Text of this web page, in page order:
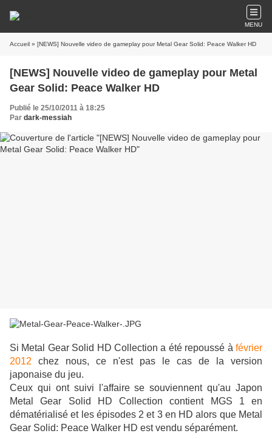
MENU
Accueil » [NEWS] Nouvelle video de gameplay pour Metal Gear Solid: Peace Walker HD
[NEWS] Nouvelle video de gameplay pour Metal
Gear Solid: Peace Walker HD
Publié le 25/10/2011 à 18:25
Par dark-messiah
Si Metal Gear Solid HD Collection a été repoussé à février
2012 chez nous, ce n'est pas le cas de la version
japonaise du jeu.
Ceux qui ont suivi l'affaire se souviennent qu'au Japon
Metal Gear Solid HD Collection contient MGS 1 en
dématérialisé et les épisodes 2 et 3 en HD alors que Metal
Gear Solid: Peace Walker HD est vendu séparément.